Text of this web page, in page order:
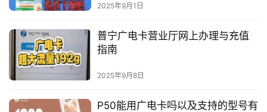
2025年9月1日
普宁广电卡营业厅网上办理与充值
指南
2025年9月8日
P50能用广电卡吗以及支持的型号有